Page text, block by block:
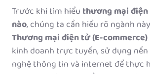
Trước khi tìm hiểu thương mại
nào, chúng ta cần hiểu rõ ngành
Thương mại điện tử (E-commerce)
kinh doanh trực tuyến, sử dụng
nghệ thông tin và internet để thực